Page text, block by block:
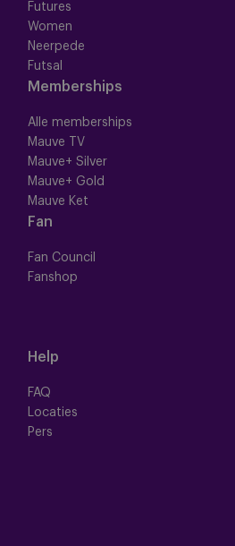
Futures
Women
Neerpede
Futsal
Memberships
Alle memberships
Mauve TV
Mauve+ Silver
Mauve+ Gold
Mauve Ket
Fan
Fan Council
Fanshop
Help
FAQ
Locaties
Pers